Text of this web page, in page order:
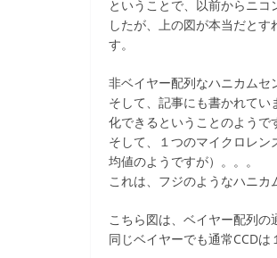
ということで、以前からニ
したが、上の図が本当だと
す。
非ベイヤー配列なハニカムセ
そして、記事にも書かれて
化できるということのようで
そして、１つのマイクロレン
均値のようですが）。。。
これは、フジのようなハニカ
こちら図は、ベイヤー配列の
同じベイヤーでも通常CCDは